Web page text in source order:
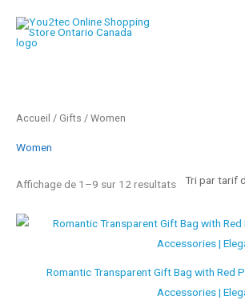
contenu
Accueil / Gifts / Women
Women
Affichage de 1–9 sur 12 resultats
Romantic Transparent Gift Bag with Red
Accessories |